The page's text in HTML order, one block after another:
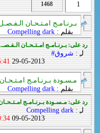
1
1468
بـرنـامـج امـتـحـان
بقلم :Compelling dark
رد على: بـرنـامـج امـتـحـان
لـِ : شروق#
29-05-2013
AM
مـسـودة بـرنـامـج
بقلم :Compelling dark
رد على: مـسـودة بـرنـامـج
لـِ :Compelling dark
09-05-2013
AM